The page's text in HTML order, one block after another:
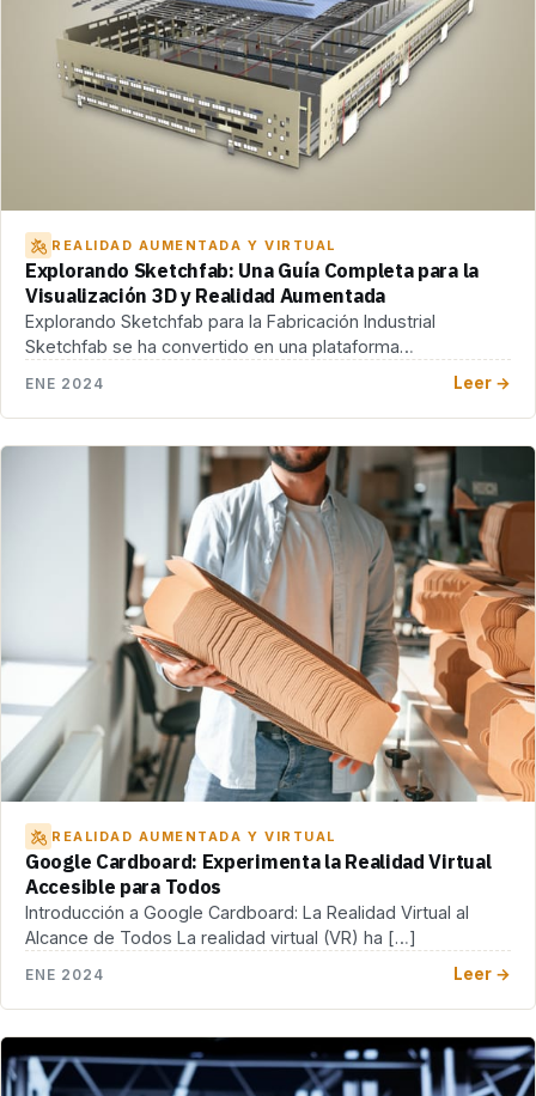
REALIDAD AUMENTADA Y VIRTUAL
Explorando Sketchfab: Una Guía Completa para la
Visualización 3D y Realidad Aumentada
Explorando Sketchfab para la Fabricación Industrial
Sketchfab se ha convertido en una plataforma
ENE 2024 Leer →
REALIDAD AUMENTADA Y VIRTUAL
Google Cardboard: Experimenta la Realidad Virtual
Accesible para Todos
Introducción a Google Cardboard: La Realidad Virtual al
Alcance de Todos La realidad virtual (VR) ha […]
ENE 2024 Leer →